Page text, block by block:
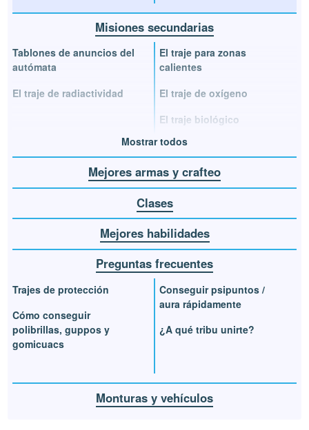
Misiones secundarias
Tablones de anuncios del
autómata
El traje de radiactividad
El traje para zonas
calientes
El traje de oxígeno
El traje biológico
Mostrar todos
Mejores armas y crafteo
Clases
Mejores habilidades
Preguntas frecuentes
Trajes de protección
Cómo conseguir
polibrillas, guppos y
gomicuacs
Conseguir psipuntos /
aura rápidamente
¿A qué tribu unirte?
Monturas y vehículos